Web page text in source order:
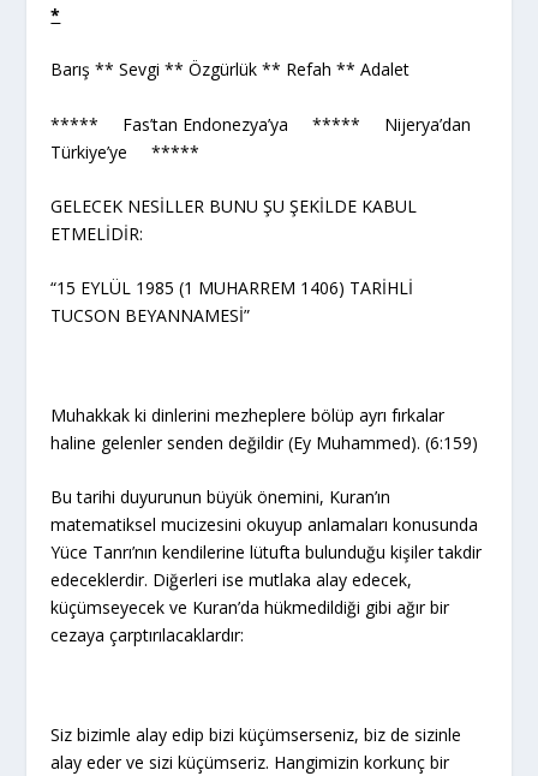
*
Barış ** Sevgi ** Özgürlük ** Refah ** Adalet
***** Fas’tan Endonezya’ya ***** Nijerya’dan
Türkiye’ye *****
GELECEK NESİLLER BUNU ŞU ŞEKİLDE KABUL
ETMELİDİR:
“15 EYLÜL 1985 (1 MUHARREM 1406) TARİHLİ
TUCSON BEYANNAMESİ”
Muhakkak ki dinlerini mezheplere bölüp ayrı fırkalar
haline gelenler senden değildir (Ey Muhammed). (6:159)
Bu tarihi duyurunun büyük önemini, Kuran’ın
matematiksel mucizesini okuyup anlamaları konusunda
Yüce Tanrı’nın kendilerine lütufta bulunduğu kişiler takdir
edeceklerdir. Diğerleri ise mutlaka alay edecek,
küçümseyecek ve Kuran’da hükmedildiği gibi ağır bir
cezaya çarptırılacaklardır:
Siz bizimle alay edip bizi küçümserseniz, biz de sizinle
alay eder ve sizi küçümseriz. Hangimizin korkunç bir